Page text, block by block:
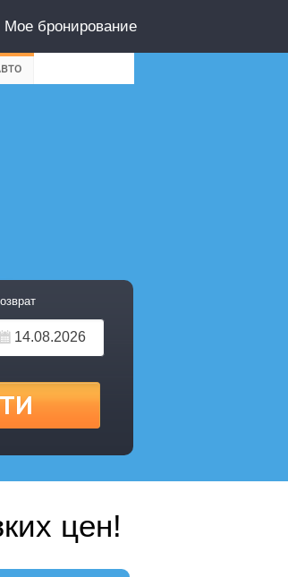
Мое бронирование
цен!